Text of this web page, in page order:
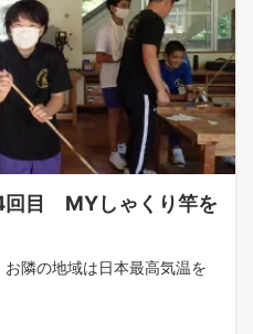
回目 MYしゃくり竿を
隣の地域は日本最高気温を